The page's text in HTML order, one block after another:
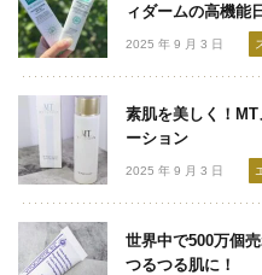
ィダームの高機能
2025 年 9 月 3 日
素肌を美しく！
ーション
2025 年 9 月 3 日
世界中で500万個
つるつる肌に！